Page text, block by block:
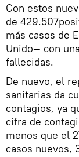
Con estos
de
más casos de
Unido— con
fallecidas.
De nuevo, el
sanitarias da
contagios, ya
cifra de
menos que el
casos nuevos,